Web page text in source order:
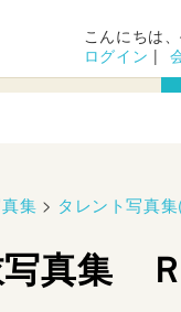
こんにちは、
ログイン |
集 > タレント写真
真集 Ｒ